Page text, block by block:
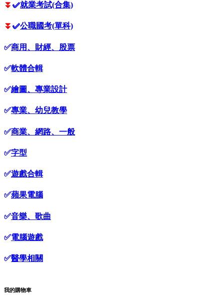
⏬ ✅就業考試(合集)
⏬ ✅公職國考(單科)
✅商用、財經、股票
✅軟體合輯
✅繪圖、專業設計
✅專業、幼兒教學
✅商業、網路、一般
✅字型
✅遊戲合輯
✅蘋果電腦
✅音樂、歌曲
✅電腦遊戲
✅醫學相關
我的購物車